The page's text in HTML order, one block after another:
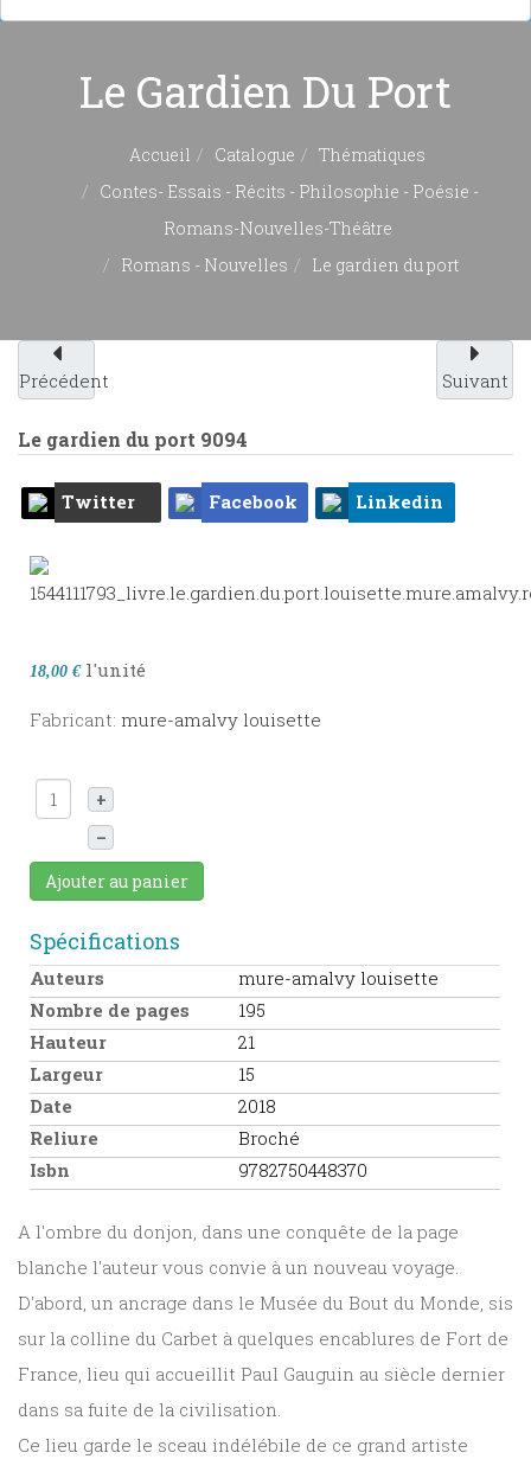
Le Gardien Du Port
Accueil Catalogue
Thématiques
Contes- Essais - Récits - Philosophie - Poésie -
Romans-Nouvelles-Théâtre
Romans - Nouvelles
Le gardien du port
Précédent Suivant
Le gardien du port 9094
Twitter Facebook Linkedin
18,00 € l'unité
Fabricant: mure-amalvy louisette
+
–
Ajouter au panier
Spécifications
Auteurs
mure-amalvy louisette
Nombre de pages
195
Hauteur
21
Largeur
15
Date
2018
Reliure
Broché
Isbn
9782750448370
A l'ombre du donjon, dans une conquête de la page
blanche l'auteur vous convie à un nouveau voyage.
D'abord, un ancrage dans le Musée du Bout du Monde, sis
sur la colline du Carbet à quelques encablures de Fort de
France, lieu qui accueillit Paul Gauguin au siècle dernier
dans sa fuite de la civilisation.
Ce lieu garde le sceau indélébile de ce grand artiste